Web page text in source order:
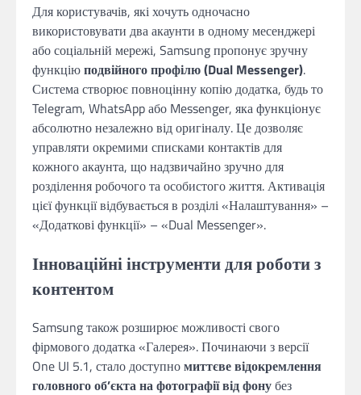
Для користувачів, які хочуть одночасно
використовувати два акаунти в одному месенджері
або соціальній мережі, Samsung пропонує зручну
функціюподвійного профілю (Dual Messenger).
Система створює повноцінну копію додатка, будь то
Telegram, WhatsApp або Messenger, яка функціонує
абсолютно незалежно від оригіналу. Це дозволяє
управляти окремими списками контактів для
кожного акаунта, що надзвичайно зручно для
розділення робочого та особистого життя. Активація
цієї функції відбувається в розділі «Налаштування» –
«Додаткові функції» – «Dual Messenger».
Інноваційні інструменти для роботи з
контентом
Samsung також розширює можливості свого
фірмового додатка «Галерея». Починаючи з версії
One UI 5.1, стало доступномиттєве відокремлення
головного об’єкта на фотографії від фонубез